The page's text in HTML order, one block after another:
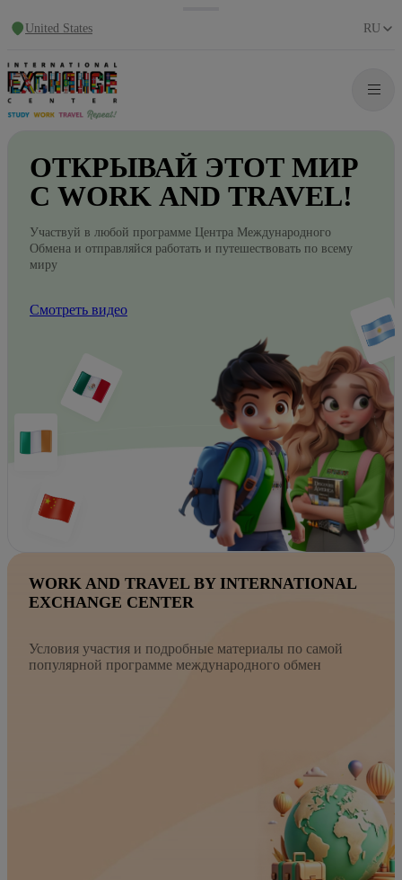
United States RU
ОТКРЫВАЙ ЭТОТ МИР
С WORK AND TRAVEL!
Участвуй в любой программе Центра Международного
Обмена и отправляйся работать и путешествовать по всему
миру
Смотреть видео
WORK AND TRAVEL BY INTERNATIONAL
EXCHANGE CENTER
Условия участия и подробные материалы по самой
популярной программе международного обмен